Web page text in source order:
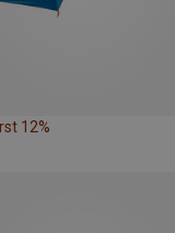
12%